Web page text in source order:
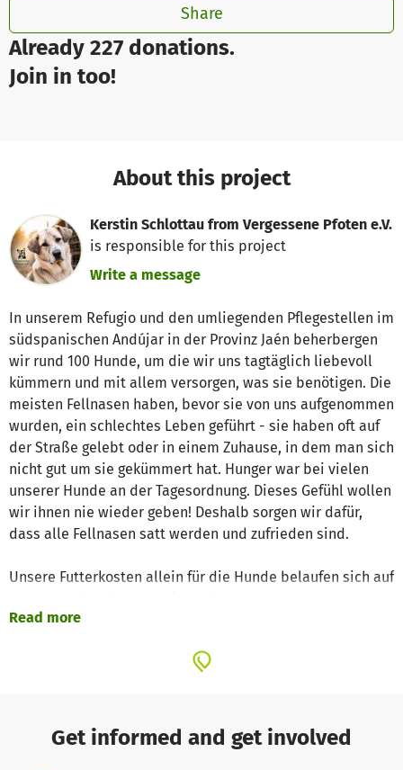
Already 227 donations.
Join in too!
Share
About this project
Kerstin Schlottau from Vergessene Pfoten e.V.
is responsible for this project
Write a message
In unserem Refugio und den umliegenden Pflegestellen im
südspanischen Andújar in der Provinz Jaén beherbergen
wir rund 100 Hunde, um die wir uns tagtäglich liebevoll
kümmern und mit allem versorgen, was sie benötigen. Die
meisten Fellnasen haben, bevor sie von uns aufgenommen
wurden, ein schlechtes Leben geführt - sie haben oft auf
der Straße gelebt oder in einem Zuhause, in dem man sich
nicht gut um sie gekümmert hat. Hunger war bei vielen
unserer Hunde an der Tagesordnung. Dieses Gefühl wollen
wir ihnen nie wieder geben! Deshalb sorgen wir dafür,
dass alle Fellnasen satt werden und zufrieden sind.
Unsere Futterkosten allein für die Hunde belaufen sich auf
werden mit normalem Trockenfutter gefüttert. Natürlich
eine spezielle Diät einhalten müssen und deshalb
Um all das finanzieren zu können, benötigen wir die
Read more
Get informed and get involved